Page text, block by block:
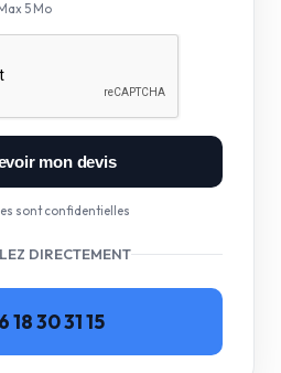
5 Mo
mon devis
sont confidentielles
DIRECTEMENT
18 30 31 15